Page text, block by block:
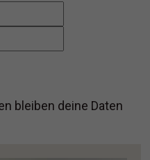
bleiben deine Daten